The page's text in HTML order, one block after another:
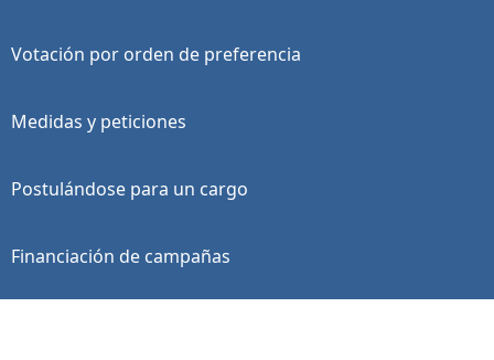
Votación por orden de preferencia
Medidas y peticiones
Postulándose para un cargo
Financiación de campañas